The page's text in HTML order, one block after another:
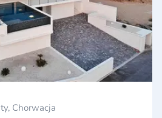
Chorwacja